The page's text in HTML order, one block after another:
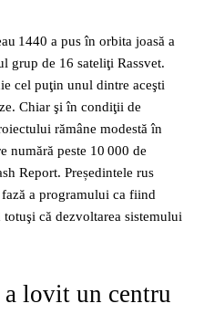
1440 a pus în orbita joasă a
grup de 16 sateliţi Rassvet.
cel puţin unul dintre aceşti
Chiar şi în condiţii de
rămâne modestă în
numără peste 10 000 de
Report. Președintele rus
a programului ca fiind
că dezvoltarea sistemului
a lovit un centru